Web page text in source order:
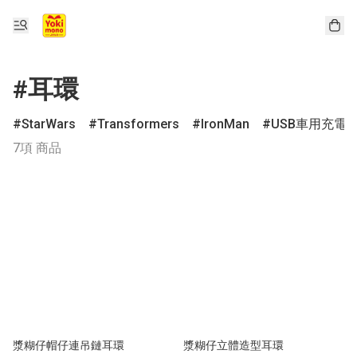
#耳環
StarWars Transformers IronMan
USB車用充電
7項 商品
漿糊仔帽仔連吊鏈耳環 漿糊仔立體造型耳環